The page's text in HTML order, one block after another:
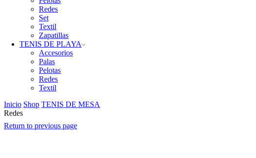
Redes
Set
Textil
Zapatillas
TENIS DE PLAYA
Accesorios
Palas
Pelotas
Redes
Textil
Inicio Shop TENIS DE MESA
Redes
Return to previous page